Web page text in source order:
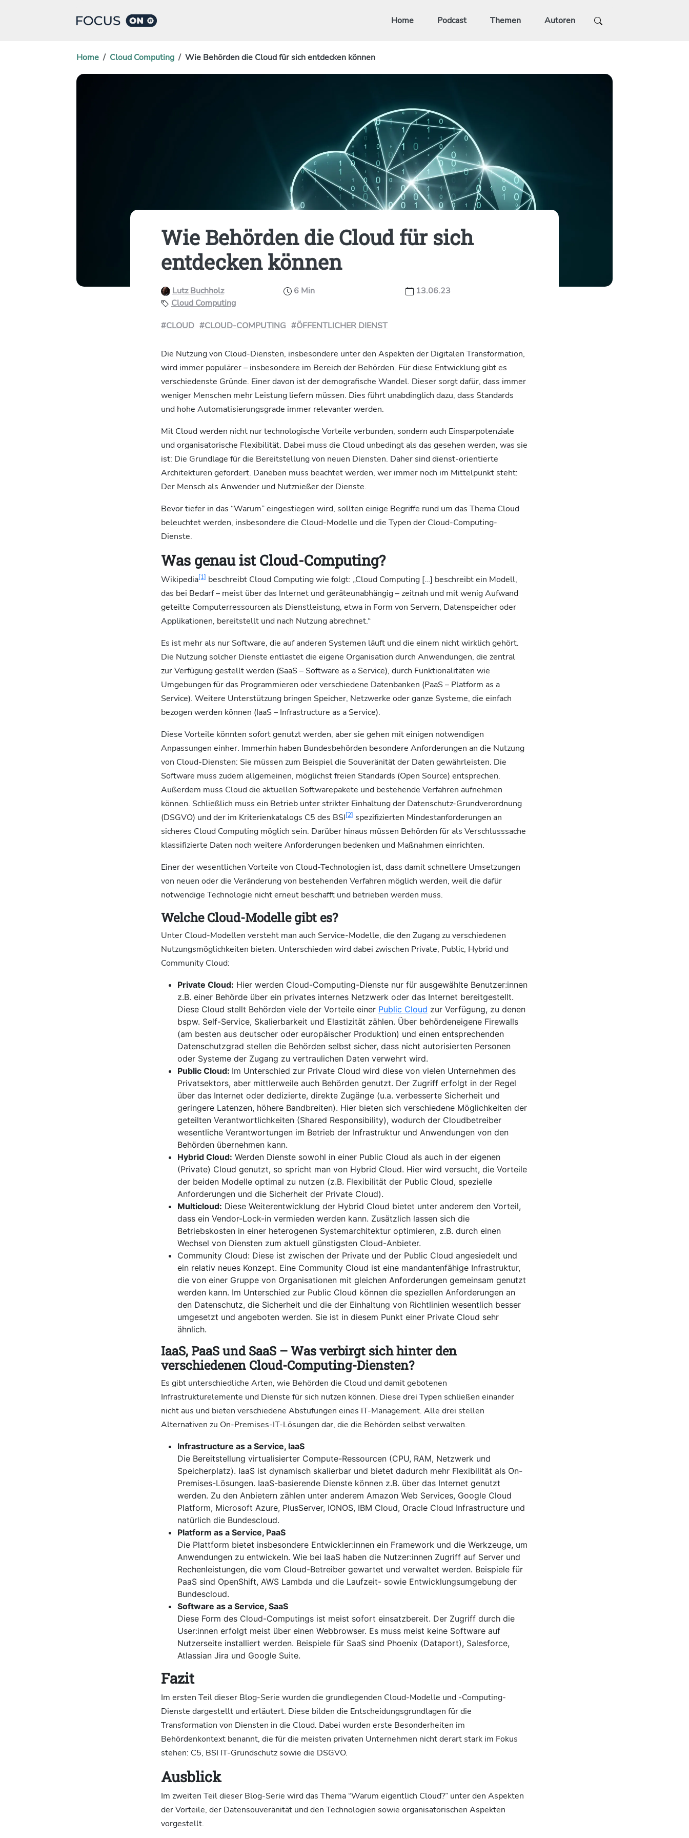
Home Podcast Themen Autoren
Home Cloud Computing Wie Behörden die Cloud für sich entdecken können
Wie Behörden die Cloud für sich
entdecken können
Lutz Buchholz 6 Min
13.06.23
Cloud Computing
#CLOUD #CLOUD-COMPUTING #ÖFFENTLICHER DIENST
Die Nutzung von Cloud-Diensten, insbesondere unter den Aspekten der Digitalen Transformation,
wird immer populärer – insbesondere im Bereich der Behörden. Für diese Entwicklung gibt es
verschiedenste Gründe. Einer davon ist der demografische Wandel. Dieser sorgt dafür, dass immer
weniger Menschen mehr Leistung liefern müssen. Dies führt unabdinglich dazu, dass Standards
und hohe Automatisierungsgrade immer relevanter werden.
Mit Cloud werden nicht nur technologische Vorteile verbunden, sondern auch Einsparpotenziale
und organisatorische Flexibilität. Dabei muss die Cloud unbedingt als das gesehen werden, was sie
ist: Die Grundlage für die Bereitstellung von neuen Diensten. Daher sind dienst-orientierte
Architekturen gefordert. Daneben muss beachtet werden, wer immer noch im Mittelpunkt steht:
Der Mensch als Anwender und Nutznießer der Dienste.
Bevor tiefer in das “Warum” eingestiegen wird, sollten einige Begriffe rund um das Thema Cloud
beleuchtet werden, insbesondere die Cloud-Modelle und die Typen der Cloud-Computing-
Dienste.
Was genau ist Cloud-Computing?
Wikipedia[1] beschreibt Cloud Computing wie folgt: „Cloud Computing […] beschreibt ein Modell,
das bei Bedarf – meist über das Internet und geräteunabhängig – zeitnah und mit wenig Aufwand
geteilte Computerressourcen als Dienstleistung, etwa in Form von Servern, Datenspeicher oder
Applikationen, bereitstellt und nach Nutzung abrechnet.“
Es ist mehr als nur Software, die auf anderen Systemen läuft und die einem nicht wirklich gehört.
Die Nutzung solcher Dienste entlastet die eigene Organisation durch Anwendungen, die zentral
zur Verfügung gestellt werden (SaaS – Software as a Service), durch Funktionalitäten wie
Umgebungen für das Programmieren oder verschiedene Datenbanken (PaaS – Platform as a
Service). Weitere Unterstützung bringen Speicher, Netzwerke oder ganze Systeme, die einfach
bezogen werden können (IaaS – Infrastructure as a Service).
Diese Vorteile könnten sofort genutzt werden, aber sie gehen mit einigen notwendigen
Anpassungen einher. Immerhin haben Bundesbehörden besondere Anforderungen an die Nutzung
von Cloud-Diensten: Sie müssen zum Beispiel die Souveränität der Daten gewährleisten. Die
Software muss zudem allgemeinen, möglichst freien Standards (Open Source) entsprechen.
Außerdem muss Cloud die aktuellen Softwarepakete und bestehende Verfahren aufnehmen
können. Schließlich muss ein Betrieb unter strikter Einhaltung der Datenschutz-Grundverordnung
(DSGVO) und der im Kriterienkatalogs C5 des BSI[2] spezifizierten Mindestanforderungen an
sicheres Cloud Computing möglich sein. Darüber hinaus müssen Behörden für als Verschlusssache
klassifizierte Daten noch weitere Anforderungen bedenken und Maßnahmen einrichten.
Einer der wesentlichen Vorteile von Cloud-Technologien ist, dass damit schnellere Umsetzungen
von neuen oder die Veränderung von bestehenden Verfahren möglich werden, weil die dafür
notwendige Technologie nicht erneut beschafft und betrieben werden muss.
Welche Cloud-Modelle gibt es?
Unter Cloud-Modellen versteht man auch Service-Modelle, die den Zugang zu verschiedenen
Nutzungsmöglichkeiten bieten. Unterschieden wird dabei zwischen Private, Public, Hybrid und
Community Cloud:
Private Cloud: Hier werden Cloud-Computing-Dienste nur für ausgewählte Benutzer:innen
z.B. einer Behörde über ein privates internes Netzwerk oder das Internet bereitgestellt.
Diese Cloud stellt Behörden viele der Vorteile einer Public Cloud zur Verfügung, zu denen
bspw. Self-Service, Skalierbarkeit und Elastizität zählen. Über behördeneigene Firewalls
(am besten aus deutscher oder europäischer Produktion) und einen entsprechenden
Datenschutzgrad stellen die Behörden selbst sicher, dass nicht autorisierten Personen
oder Systeme der Zugang zu vertraulichen Daten verwehrt wird.
Public Cloud: Im Unterschied zur Private Cloud wird diese von vielen Unternehmen des
Privatsektors, aber mittlerweile auch Behörden genutzt. Der Zugriff erfolgt in der Regel
über das Internet oder dedizierte, direkte Zugänge (u.a. verbesserte Sicherheit und
geringere Latenzen, höhere Bandbreiten). Hier bieten sich verschiedene Möglichkeiten der
geteilten Verantwortlichkeiten (Shared Responsibility), wodurch der Cloudbetreiber
wesentliche Verantwortungen im Betrieb der Infrastruktur und Anwendungen von den
Behörden übernehmen kann.
Hybrid Cloud: Werden Dienste sowohl in einer Public Cloud als auch in der eigenen
(Private) Cloud genutzt, so spricht man von Hybrid Cloud. Hier wird versucht, die Vorteile
der beiden Modelle optimal zu nutzen (z.B. Flexibilität der Public Cloud, spezielle
Anforderungen und die Sicherheit der Private Cloud).
Multicloud: Diese Weiterentwicklung der Hybrid Cloud bietet unter anderem den Vorteil,
dass ein Vendor-Lock-in vermieden werden kann. Zusätzlich lassen sich die
Betriebskosten in einer heterogenen Systemarchitektur optimieren, z.B. durch einen
Wechsel von Diensten zum aktuell günstigsten Cloud-Anbieter.
Community Cloud: Diese ist zwischen der Private und der Public Cloud angesiedelt und
ein relativ neues Konzept. Eine Community Cloud ist eine mandantenfähige Infrastruktur,
die von einer Gruppe von Organisationen mit gleichen Anforderungen gemeinsam genutzt
werden kann. Im Unterschied zur Public Cloud können die speziellen Anforderungen an
den Datenschutz, die Sicherheit und die der Einhaltung von Richtlinien wesentlich besser
umgesetzt und angeboten werden. Sie ist in diesem Punkt einer Private Cloud sehr
ähnlich.
IaaS, PaaS und SaaS – Was verbirgt sich hinter den
verschiedenen Cloud-Computing-Diensten?
Es gibt unterschiedliche Arten, wie Behörden die Cloud und damit gebotenen
Infrastrukturelemente und Dienste für sich nutzen können. Diese drei Typen schließen einander
nicht aus und bieten verschiedene Abstufungen eines IT-Management. Alle drei stellen
Alternativen zu On-Premises-IT-Lösungen dar, die die Behörden selbst verwalten.
Infrastructure as a Service, IaaS
Die Bereitstellung virtualisierter Compute-Ressourcen (CPU, RAM, Netzwerk und
Speicherplatz). IaaS ist dynamisch skalierbar und bietet dadurch mehr Flexibilität als On-
Premises-Lösungen. IaaS-basierende Dienste können z.B. über das Internet genutzt
werden. Zu den Anbietern zählen unter anderem Amazon Web Services, Google Cloud
Platform, Microsoft Azure, PlusServer, IONOS, IBM Cloud, Oracle Cloud Infrastructure und
natürlich die Bundescloud.
Platform as a Service, PaaS
Die Plattform bietet insbesondere Entwickler:innen ein Framework und die Werkzeuge, um
Anwendungen zu entwickeln. Wie bei IaaS haben die Nutzer:innen Zugriff auf Server und
Rechenleistungen, die vom Cloud-Betreiber gewartet und verwaltet werden. Beispiele für
PaaS sind OpenShift, AWS Lambda und die Laufzeit- sowie Entwicklungsumgebung der
Bundescloud.
Software as a Service, SaaS
Diese Form des Cloud-Computings ist meist sofort einsatzbereit. Der Zugriff durch die
User:innen erfolgt meist über einen Webbrowser. Es muss meist keine Software auf
Nutzerseite installiert werden. Beispiele für SaaS sind Phoenix (Dataport), Salesforce,
Atlassian Jira und Google Suite.
Fazit
Im ersten Teil dieser Blog-Serie wurden die grundlegenden Cloud-Modelle und -Computing-
Dienste dargestellt und erläutert. Diese bilden die Entscheidungsgrundlagen für die
Transformation von Diensten in die Cloud. Dabei wurden erste Besonderheiten im
Behördenkontext benannt, die für die meisten privaten Unternehmen nicht derart stark im Fokus
stehen: C5, BSI IT-Grundschutz sowie die DSGVO.
Ausblick
Im zweiten Teil dieser Blog-Serie wird das Thema “Warum eigentlich Cloud?” unter den Aspekten
der Vorteile, der Datensouveränität und den Technologien sowie organisatorischen Aspekten
vorgestellt.